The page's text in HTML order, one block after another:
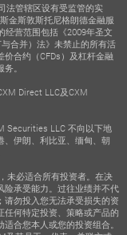
法管辖区设有受监管的实
金斯敦斯托尼格朗德金融服
经营范围包括《2009年圣文
合并）法》未禁止的所有活
合约（CFDs）及杠杆金融
。
Direct LLC及CXM
Securities LLC 不向以下地
、伊朗、利比亚、缅甸、朝
未必适合所有投资者。在决
险承受能力。过往业绩并不代
勿投入您无法承受损失的资
何特定投资、策略或产品的
合您本人或您的投资组合。